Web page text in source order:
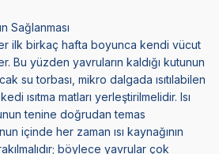
Sağlanması
ilk birkaç hafta boyunca kendi vücut
Bu yüzden yavruların kaldığı kutunun
su torbası, mikro dalgada ısıtılabilen
ısıtma matları yerleştirilmelidir. Isı
tenine doğrudan temas
içinde her zaman ısı kaynağının
böylece yavrular çok